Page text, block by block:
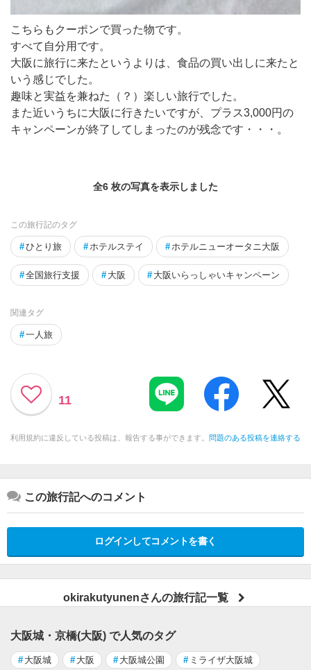
こちらもクーポンで買った物です。
すべて自分用です。
大阪に旅行に来たというよりは、食品の買い出しに来たと
いう感じでした。
趣味と実益を兼ねた（？）楽しい旅行でした。
また近いうちに大阪に行きたいですが、プラス3,000円の
キャンペーンが終了してしまったのが残念です・・・。
全6 枚の写真を表示しました
この旅行記のタグ
#ひとり旅 #ホテルステイ #ホテルニューオータニ大阪
#全国旅行支援 # 大阪 # 大阪いらっしゃいキャンペーン
関連タグ
#一人旅
11
利用規約に違反している投稿は、報告する事ができます。 問題のある投稿を連絡する
この旅行記へのコメント
ログインしてコメントを書く
okirakutyunenさんの旅行記一覧
大阪城・京橋(大阪) で人気のタグ
# 大阪城 # 大阪 # 大阪城公園 # ミライザ大阪城